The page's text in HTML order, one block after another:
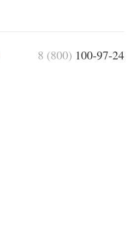
8 (800) 100-97-24